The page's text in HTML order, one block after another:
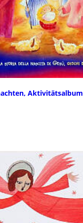
Aktivitätsalbum